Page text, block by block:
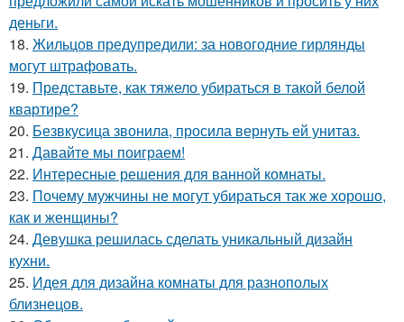
деньги.
18. Жильцов предупредили: за новогодние гирлянды
могут штрафовать.
19. Представьте, как тяжело убираться в такой белой
квартире?
20. Безвкусица звонила, просила вернуть ей унитаз.
21. Давайте мы поиграем!
22. Интересные решения для ванной комнаты.
23. Почему мужчины не могут убираться так же хорошо,
как и женщины?
24. Девушка решилась сделать уникальный дизайн
кухни.
25. Идея для дизайна комнаты для разнополых
близнецов.